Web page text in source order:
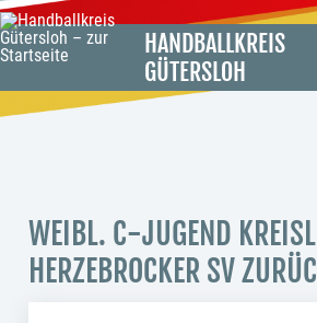
HANDBALLKREIS
GÜTERSLOH
WEIBL. C-JUGEND
HERZEBROCKER SV